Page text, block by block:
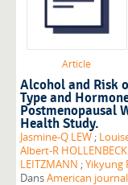
Article
Alcohol and Risk
Type and
Postmenopausal
Health Study.
Jasmine-Q LEW ;
Albert-R HOLLENBECK
LEITZMANN ;Yikyung
DansAmerican